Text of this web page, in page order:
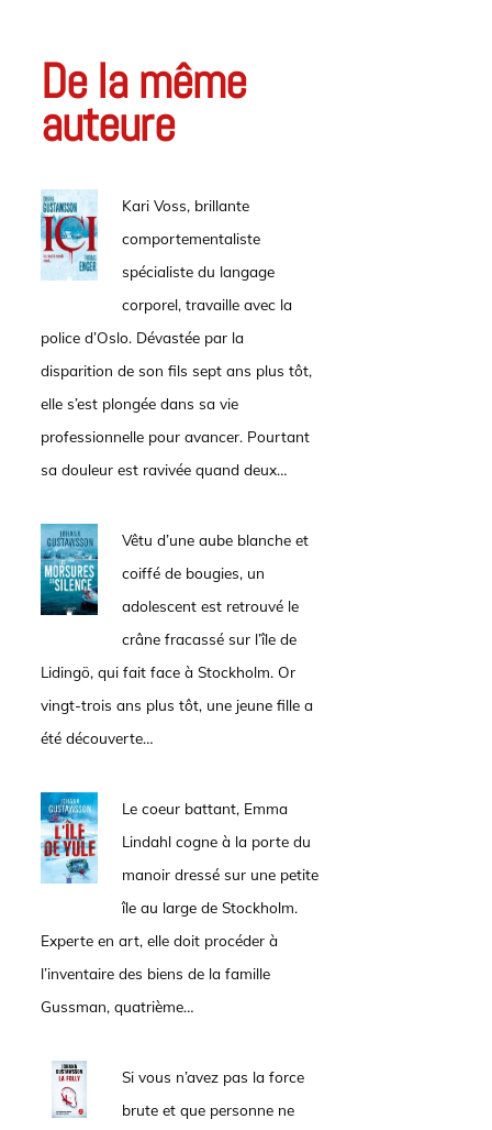
De la même
auteure
Kari Voss, brillante
comportementaliste
spécialiste du langage
corporel, travaille avec la
police d’Oslo. Dévastée par la
disparition de son fils sept ans plus tôt,
elle s’est plongée dans sa vie
professionnelle pour avancer. Pourtant
sa douleur est ravivée quand deux…
Vêtu d’une aube blanche et
coiffé de bougies, un
adolescent est retrouvé le
crâne fracassé sur l’île de
Lidingö, qui fait face à Stockholm. Or
vingt-trois ans plus tôt, une jeune fille a
été découverte…
Le coeur battant, Emma
Lindahl cogne à la porte du
manoir dressé sur une petite
île au large de Stockholm.
Experte en art, elle doit procéder à
l’inventaire des biens de la famille
Gussman, quatrième…
Si vous n’avez pas la force
brute et que personne ne